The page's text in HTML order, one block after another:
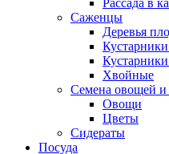
Рассада в
Саженцы
Деревья
Хвойные
Семена овощей и
Овощи
Цветы
Сидераты
Посуда